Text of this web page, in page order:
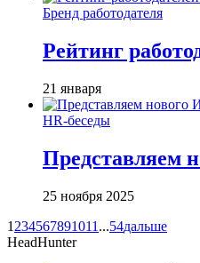
Бренд работодателя
Рейтинг
21 января
HR-беседы
Представляем
25 ноября 2025
1 234567891011 ...54дальше
HeadHunter